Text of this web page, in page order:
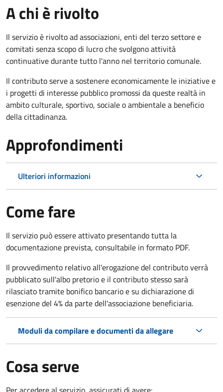
A chi è rivolto
Il servizio è rivolto ad associazioni, enti del terzo settore e
comitati senza scopo di lucro che svolgono attività
continuative durante tutto l'anno nel territorio comunale.
Il contributo serve a sostenere economicamente le iniziative e
i progetti di interesse pubblico promossi da queste realtà in
ambito culturale, sportivo, sociale o ambientale a beneficio
della cittadinanza.
Approfondimenti
Ulteriori informazioni
Come fare
Il servizio può essere attivato presentando tutta la
documentazione prevista, consultabile in formato PDF.
Il provvedimento relativo all'erogazione del contributo verrà
pubblicato sull'albo pretorio e il contributo stesso sarà
rilasciato tramite bonifico bancario e su dichiarazione di
esenzione del 4% da parte dell'associazione beneficiaria.
Moduli da compilare e documenti da allegare
Cosa serve